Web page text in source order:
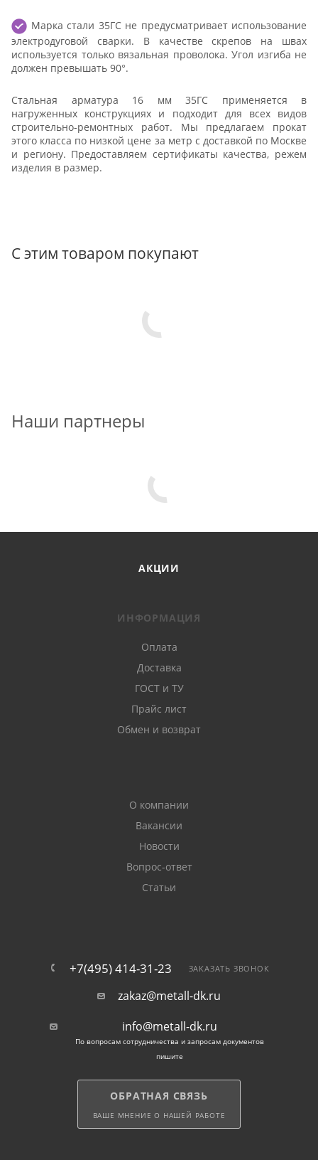
Марка стали 35ГС не предусматривает использование
электродуговой сварки. В качестве скрепов на швах
используется только вязальная проволока. Угол изгиба не
должен превышать 90°.
Стальная арматура 16 мм 35ГС применяется в
нагруженных конструкциях и подходит для всех видов
строительно-ремонтных работ. Мы предлагаем прокат
этого класса по низкой цене за метр с доставкой по Москве
и региону. Предоставляем сертификаты качества, режем
изделия в размер.
С этим товаром покупают
Наши партнеры
АКЦИИ
ИНФОРМАЦИЯ
Оплата
Доставка
ГОСТ и ТУ
Прайс лист
Обмен и возврат
О компании
Вакансии
Новости
Вопрос-ответ
Статьи
+7(495) 414-31-23 ЗАКАЗАТЬ ЗВОНОК
zakaz@metall-dk.ru
info@metall-dk.ru
По вопросам сотрудничества и запросам документов
пишите
ОБРАТНАЯ СВЯЗЬ
ВАШЕ МНЕНИЕ О НАШЕЙ РАБОТЕ